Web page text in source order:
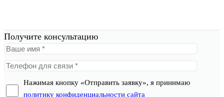
Получите консультацию
Нажимая кнопку «Отправить заявку», я принимаю
политику конфиденциальности сайта